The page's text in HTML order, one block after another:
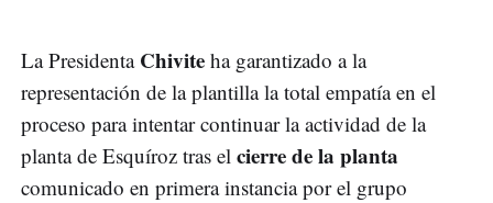
La Presidenta Chivite ha garantizado a la
representación de la plantilla la total empatía en el
proceso para intentar continuar la actividad de la
planta de Esquíroz tras el cierre de la planta
comunicado en primera instancia por el grupo